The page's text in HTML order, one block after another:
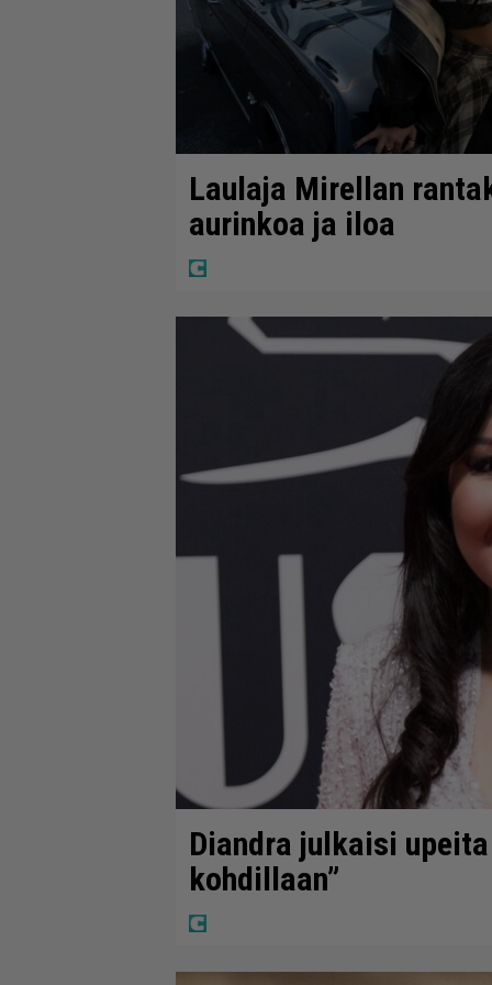
Laulaja Mirellan
aurinkoa ja iloa
Diandra julkaisi
kohdillaan”